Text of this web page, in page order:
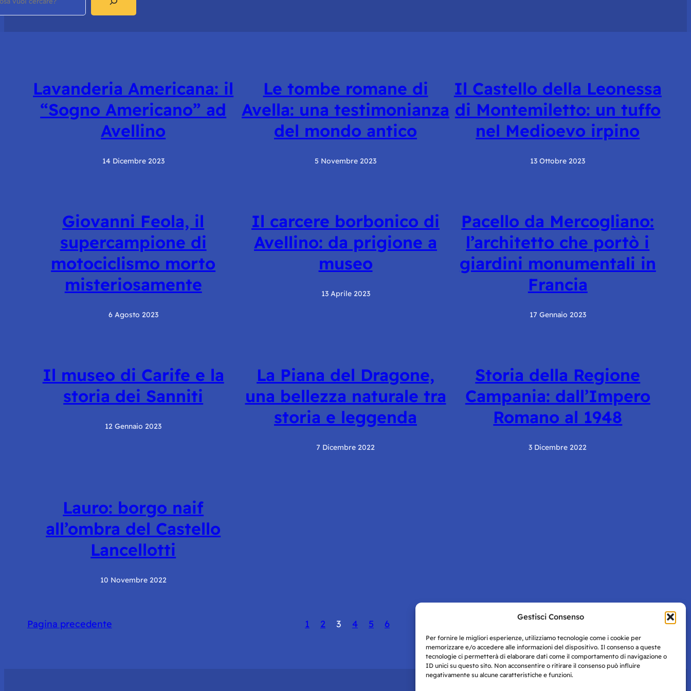
Gestisci Consenso
Per fornire le migliori esperienze, utilizziamo tecnologie come i cookie per
memorizzare e/o accedere alle informazioni del dispositivo. Il consenso a queste
tecnologie ci permetterà di elaborare dati come il comportamento di navigazione o
ID unici su questo sito. Non acconsentire o ritirare il consenso può influire
negativamente su alcune caratteristiche e funzioni.
Lavanderia Americana: il
“Sogno Americano” ad
Avellino
14 Dicembre 2023
Le tombe romane di
Avella: una testimonianza
del mondo antico
5 Novembre 2023
Il Castello della Leonessa
di Montemiletto: un tuffo
nel Medioevo irpino
13 Ottobre 2023
Giovanni Feola, il
supercampione di
motociclismo morto
misteriosamente
6 Agosto 2023
Il carcere borbonico di
Avellino: da prigione a
museo
13 Aprile 2023
Pacello da Mercogliano:
l’architetto che portò i
giardini monumentali in
Francia
17 Gennaio 2023
Il museo di Carife e la
storia dei Sanniti
12 Gennaio 2023
La Piana del Dragone,
una bellezza naturale tra
storia e leggenda
7 Dicembre 2022
Storia della Regione
Campania: dall’Impero
Romano al 1948
3 Dicembre 2022
Lauro: borgo naif
all’ombra del Castello
Lancellotti
10 Novembre 2022
Pagina precedente 1 2 3 4 5 6